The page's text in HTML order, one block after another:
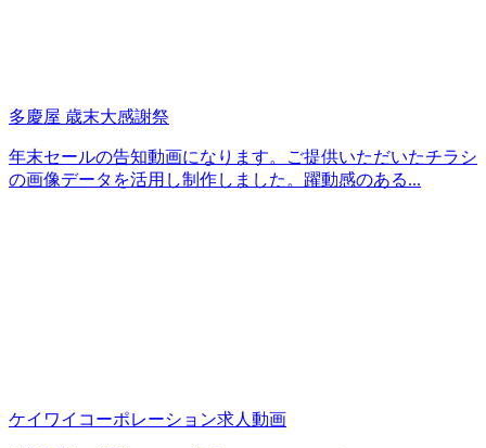
多慶屋 歳末大感謝祭
年末セールの告知動画になります。ご提供いただいたチラシ
の画像データを活用し制作しました。躍動感のある...
ケイワイコーポレーション求人動画